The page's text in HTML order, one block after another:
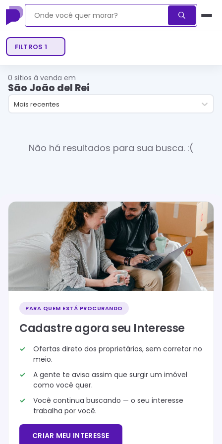
FILTROS 1
0 sitios à venda em
São João del Rei
Mais recentes
Não há resultados para sua busca. :(
PARA QUEM ESTÁ PROCURANDO
Cadastre agora seu Interesse
Ofertas direto dos proprietários, sem corretor no
meio.
A gente te avisa assim que surgir um imóvel
como você quer.
Você continua buscando — o seu interesse
trabalha por você.
CRIAR MEU INTERESSE